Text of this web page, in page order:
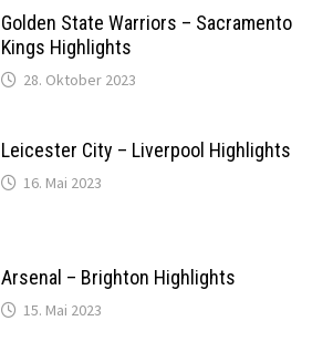
Golden State Warriors – Sacramento
Kings Highlights
28. Oktober 2023
Leicester City – Liverpool Highlights
16. Mai 2023
Arsenal – Brighton Highlights
15. Mai 2023